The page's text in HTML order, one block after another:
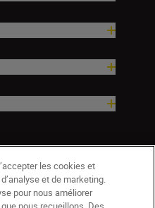
les cookies et
et de marketing.
pour nous améliorer